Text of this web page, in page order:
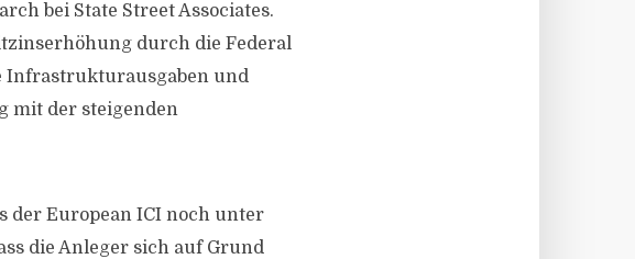
bei State Street Associates.
durch die Federal
Infrastrukturausgaben und
mit der steigenden
der European ICI noch unter
die Anleger sich auf Grund